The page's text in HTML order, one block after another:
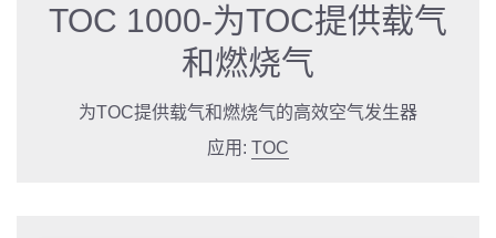
TOC 1000-为TOC提供载气
和燃烧气
为TOC提供载气和燃烧气的高效空气发生器
应用: TOC